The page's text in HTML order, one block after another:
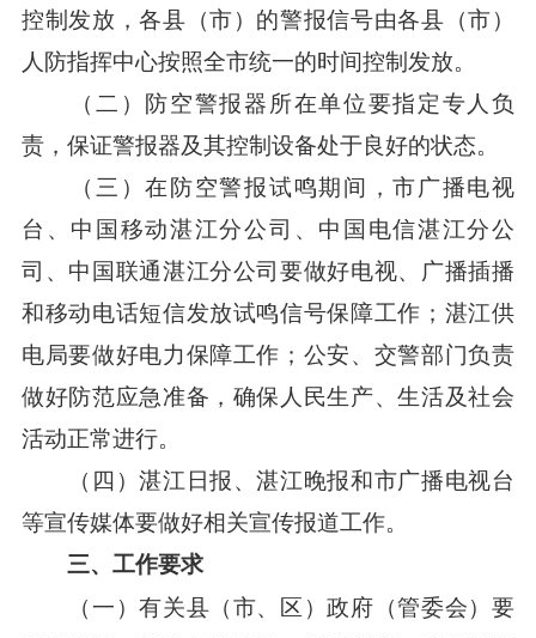
控制发放，各县（市）的警报信号由各县（市）
人防指挥中心按照全市统一的时间控制发放。
（二）防空警报器所在单位要指定专人负
责，保证警报器及其控制设备处于良好的状态。
（三）在防空警报试鸣期间，市广播电视
台、中国移动湛江分公司、中国电信湛江分公
司、中国联通湛江分公司要做好电视、广播插播
和移动电话短信发放试鸣信号保障工作；湛江供
电局要做好电力保障工作；公安、交警部门负责
做好防范应急准备，确保人民生产、生活及社会
活动正常进行。
（四）湛江日报、湛江晚报和市广播电视台
等宣传媒体要做好相关宣传报道工作。
三、工作要求
（一）有关县（市、区）政府（管委会）要